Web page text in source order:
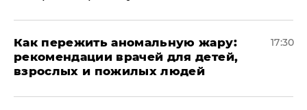
Как пережить аномальную жару:
рекомендации врачей для детей,
взрослых и пожилых людей
17:30